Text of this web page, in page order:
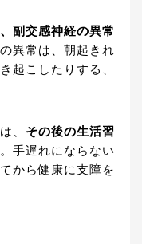
副交感神経の異常
異常は、朝起きれ
起こしたりする、
、 その後の生活習
手遅れにならない
から健康に支障を